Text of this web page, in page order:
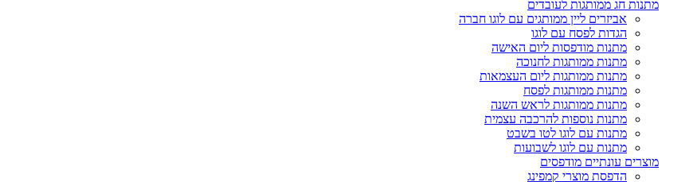
מתנות חג ממותגות לעובדים
אביזרים ליין ממותגים עם לוגו חברה
הגדות לפסח עם לוגו
מתנות מודפסות ליום האישה
מתנות ממותגות לחנוכה
מתנות ממותגות ליום העצמאות
מתנות ממותגות לפסח
מתנות ממותגות לראש השנה
מתנות נוספות להרכבה עצמית
מתנות עם לוגו לטו בשבט
מתנות עם לוגו לשבועות
מוצרים עונתיים מודפסים
הדפסת מוצרי קמפינג